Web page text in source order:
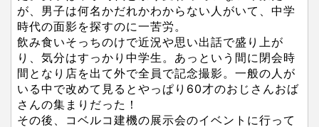
が、男子は何名かだれかわからない人がいて、中学
時代の面影を探すのに一苦労。
飲み食いそっちのけで近況や思い出話で盛り上が
り、気分はすっかり中学生。あっという間に閉会時
間となり店を出て外で全員で記念撮影。一般の人が
いる中で改めて見るとやっぱり60才のおじさんおば
さんの集まりだった！
その後、コベルコ建機の展示会のイベントに行って